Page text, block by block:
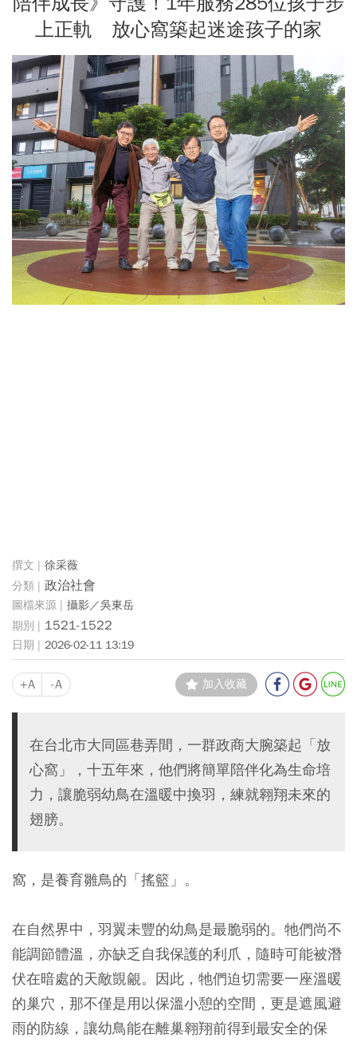
上正軌 放心窩築起迷途孩子的家
徐采薇
政治社會
攝影／吳東岳
1521-1522
2026-02-11 13:19
+A -A 加入收藏
在台北市大同區巷弄間，一群政商大腕築起「放
心窩」，十五年來，他們將簡單陪伴化為生命培
力，讓脆弱幼鳥在溫暖中換羽，練就翱翔未來的
翅膀。
窩，是養育雛鳥的「搖籃」。
在自然界中，羽翼未豐的幼鳥是最脆弱的。牠們尚不
能調節體溫，亦缺乏自我保護的利爪，隨時可能被潛
伏在暗處的天敵覬覦。因此，牠們迫切需要一座溫暖
的巢穴，那不僅是用以保溫小憩的空間，更是遮風避
雨的防線，讓幼鳥能在離巢翱翔前得到最安全的保